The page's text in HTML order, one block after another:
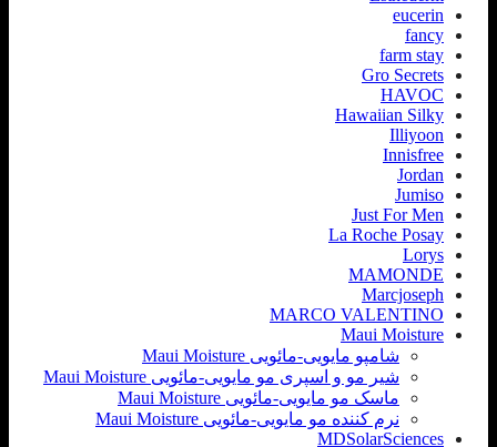
eucerin
fancy
farm stay
Gro Secrets
HAVOC
Hawaiian Silky
Illiyoon
Innisfree
Jordan
Jumiso
Just For Men
La Roche Posay
Lorys
MAMONDE
Marcjoseph
MARCO VALENTINO
Maui Moisture
شامپو مایویی-مائویی Maui Moisture
شیر مو و اسپری مو مایویی-مائویی Maui Moisture
ماسک مو مایویی-مائویی Maui Moisture
نرم کننده مو مایویی-مائویی Maui Moisture
MDSolarSciences